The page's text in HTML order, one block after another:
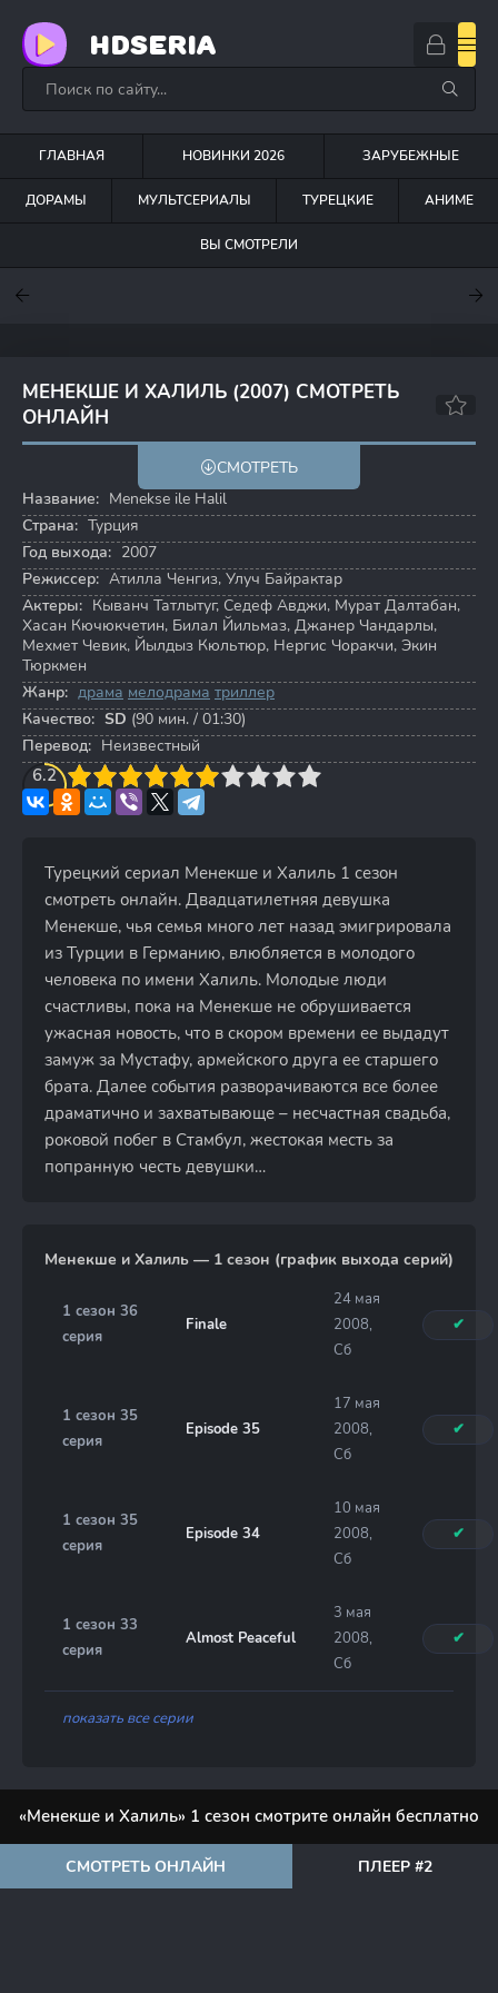
HDSERIA
ГЛАВНАЯ НОВИНКИ 2026 ЗАРУБЕЖНЫЕ
ДОРАМЫ МУЛЬТСЕРИАЛЫ ТУРЕЦКИЕ АНИМЕ
ВЫ СМОТРЕЛИ
МЕНЕКШЕ И ХАЛИЛЬ (2007) СМОТРЕТЬ
ОНЛАЙН
СМОТРЕТЬ
Название: Menekse ile Halil
Страна: Турция
Год выхода: 2007
Режиссер: Атилла Ченгиз, Улуч Байрактар
Актеры: Кыванч Татлытуг, Седеф Авджи, Мурат Далтабан,
Хасан Кючюкчетин, Билал Йильмаз, Джанер Чандарлы,
Мехмет Чевик, Йылдыз Кюльтюр, Нергис Чоракчи, Экин
Тюркмен
Жанр: драма мелодрама триллер
Качество: SD (90 мин. / 01:30)
Перевод: Неизвестный
6.2
4 5 6 7 8 9 10
Турецкий сериал Менекше и Халиль 1 сезон
смотреть онлайн. Двадцатилетняя девушка
Менекше, чья семья много лет назад эмигрировала
из Турции в Германию, влюбляется в молодого
человека по имени Халиль. Молодые люди
счастливы, пока на Менекше не обрушивается
ужасная новость, что в скором времени ее выдадут
замуж за Мустафу, армейского друга ее старшего
брата. Далее события разворачиваются все более
драматично и захватывающе – несчастная свадьба,
роковой побег в Стамбул, жестокая месть за
попранную честь девушки…
Менекше и Халиль — 1 сезон (график выхода серий)
1 сезон 36
серия
Finale
24 мая
2008,
Сб
✔
1 сезон 35
серия
Episode 35
17 мая
2008,
Сб
✔
1 сезон 35
серия
Episode 34
10 мая
2008,
Сб
✔
1 сезон 33
серия
Almost Peaceful
3 мая
2008,
Сб
✔
показать все серии
«Менекше и Халиль» 1 сезон смотрите онлайн бесплатно
СМОТРЕТЬ ОНЛАЙН ПЛЕЕР #2